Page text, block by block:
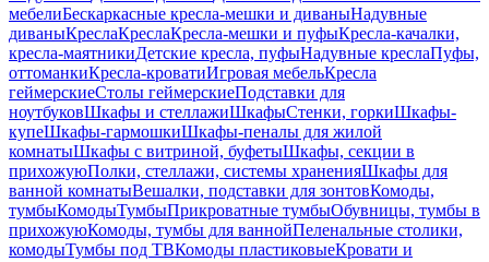
мебелиБескаркасные кресла-мешки и диваныНадувные
диваныКреслаКреслаКресла-мешки и пуфыКресла-качалки,
кресла-маятникиДетские кресла, пуфыНадувные креслаПуфы,
оттоманкиКресла-кроватиИгровая мебельКресла
геймерскиеСтолы геймерскиеПодставки для
ноутбуковШкафы и стеллажиШкафыСтенки, горкиШкафы-
купеШкафы-гармошкиШкафы-пеналы для жилой
комнатыШкафы с витриной, буфетыШкафы, секции в
прихожуюПолки, стеллажи, системы храненияШкафы для
ванной комнатыВешалки, подставки для зонтовКомоды,
тумбыКомодыТумбыПрикроватные тумбыОбувницы, тумбы в
прихожуюКомоды, тумбы для ваннойПеленальные столики,
комодыТумбы под ТВКомоды пластиковыеКровати и